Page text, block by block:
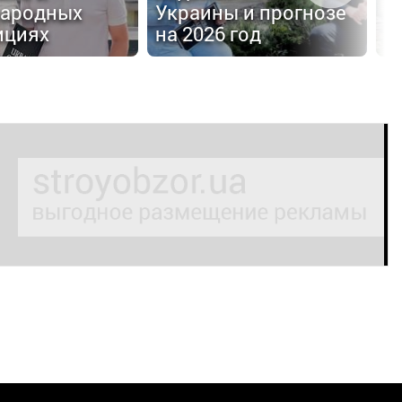
Украины и прогнозе
на 2026 год